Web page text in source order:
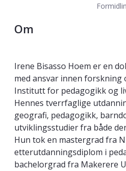
Om
Irene Bisasso Hoem er en
med ansvar innen forskning
Institutt for pedagogikk og
Hennes tverrfaglige
geografi, pedagogikk,
utviklingsstudier fra både
Hun tok en mastergrad fra
etterutdanningsdiplom i
bachelorgrad fra Makerere